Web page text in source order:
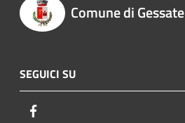
Comune di Gessate
SEGUICI SU